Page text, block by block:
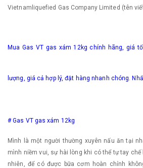
Vietnamliquefied Gas Company Limited (tên
Mua Gas VT gas xám 12kg chính hãng, giá
lượng, giá cả hợp lý, đặt hàng nhanh chóng.
# Gas VT gas xám 12kg
Mình là một người thường xuyên nấu ăn tại
mình niềm vui, sự hài lòng khi có thể tự tay
nhiên, để có được bữa cơm hoàn chỉnh